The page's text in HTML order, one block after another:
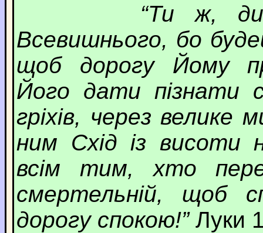
“Ти ж,
Всевишнього, бо
щоб дорогу Йому
Його дати пізнати
гріхів, через
ним Схід із висоти
всім тим, хто
смертельній, щоб
дорогу спокою!”Луки